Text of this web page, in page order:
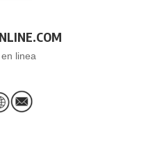
linea